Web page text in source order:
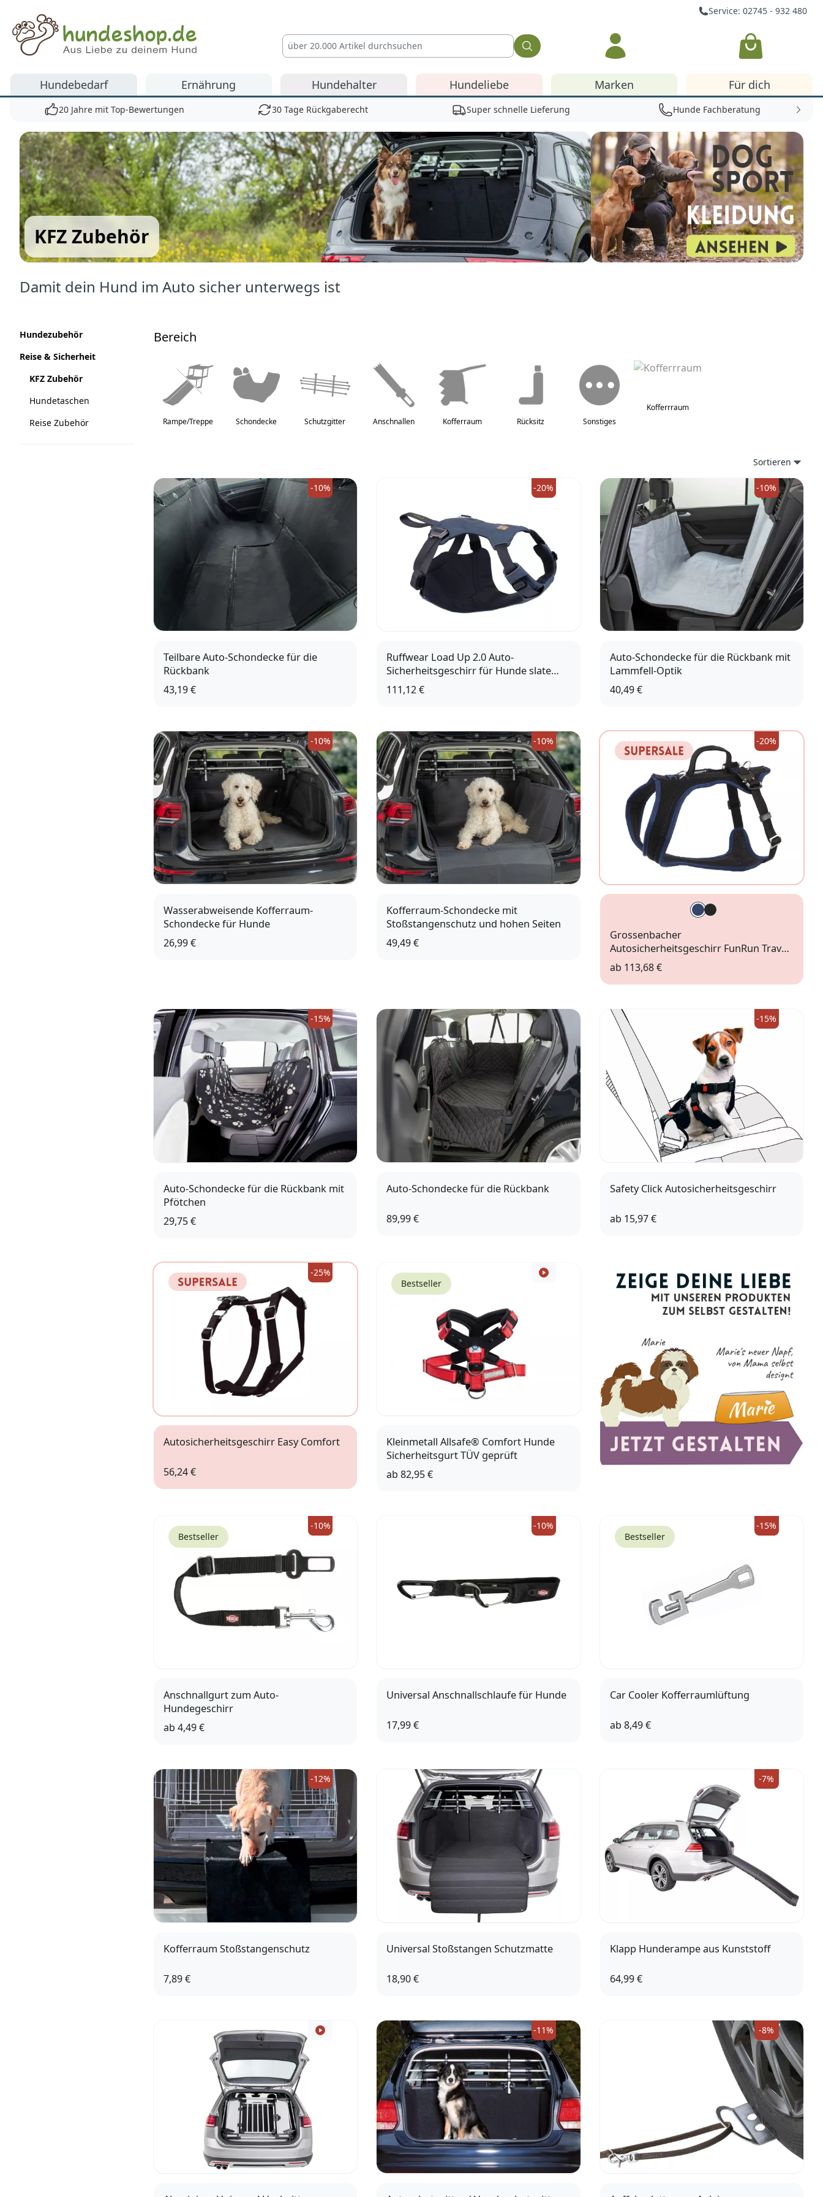
Service: 02745 - 932 480
Hundeshop.de
Warenkorb
Hundebedarf Ernährung Hundehalter Hundeliebe Marken Für dich
20 Jahre mit Top-Bewertungen 30 Tage Rückgaberecht Super schnelle Lieferung Hunde Fachberatung
KFZ Zubehör
Damit dein Hund im Auto sicher unterwegs ist
Kategorien
Hundezubehör
Reise & Sicherheit
KFZ Zubehör
Hundetaschen
Reise Zubehör
Bereich
Rampe/Treppe Schondecke Schutzgitter Anschnallen Kofferraum Rücksitz Sonstiges
Kofferrraum
Sortieren
-10%
Teilbare Auto-Schondecke für die
Rückbank
43,19 €
-20%
Ruffwear Load Up 2.0 Auto-
Sicherheitsgeschirr für Hunde slate
blue
111,12 €
-10%
Auto-Schondecke für die Rückbank mit
Lammfell-Optik
40,49 €
-10%
Wasserabweisende Kofferraum-
Schondecke für Hunde
26,99 €
-10%
Kofferraum-Schondecke mit
Stoßstangenschutz und hohen Seiten
49,49 €
-20%
Grossenbacher
Autosicherheitsgeschirr FunRun Travel
blau
ab 113,68 €
-15%
Auto-Schondecke für die Rückbank mit
Pfötchen
29,75 €
Auto-Schondecke für die Rückbank
89,99 €
-15%
Safety Click Autosicherheitsgeschirr
ab 15,97 €
-25%
Gr.M
Autosicherheitsgeschirr Easy Comfort
56,24 €
Bestseller
Kleinmetall Allsafe® Comfort Hunde
Sicherheitsgurt TÜV geprüft
ab82,95 €
Bestseller
-10%
Anschnallgurt zum Auto-
Hundegeschirr
ab 4,49 €
-10%
Universal Anschnallschlaufe für Hunde
17,99 €
Bestseller
-15%
Car Cooler Kofferraumlüftung
ab 8,49 €
-12%
Kofferraum Stoßstangenschutz
7,89 €
Universal Stoßstangen Schutzmatte
18,90 €
-7%
Klapp Hunderampe aus Kunststoff
64,99 €
-11% -8%